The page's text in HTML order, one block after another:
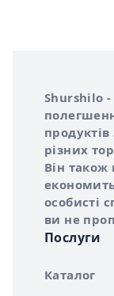
Про
Shurshilo -
продуктів
різних
Він також
особисті
ви не
Послуги
Каталог